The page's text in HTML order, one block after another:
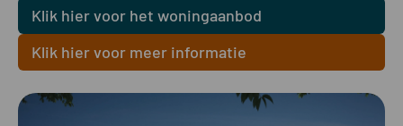
Klik hier voor het woningaanbod
Klik hier voor meer informatie